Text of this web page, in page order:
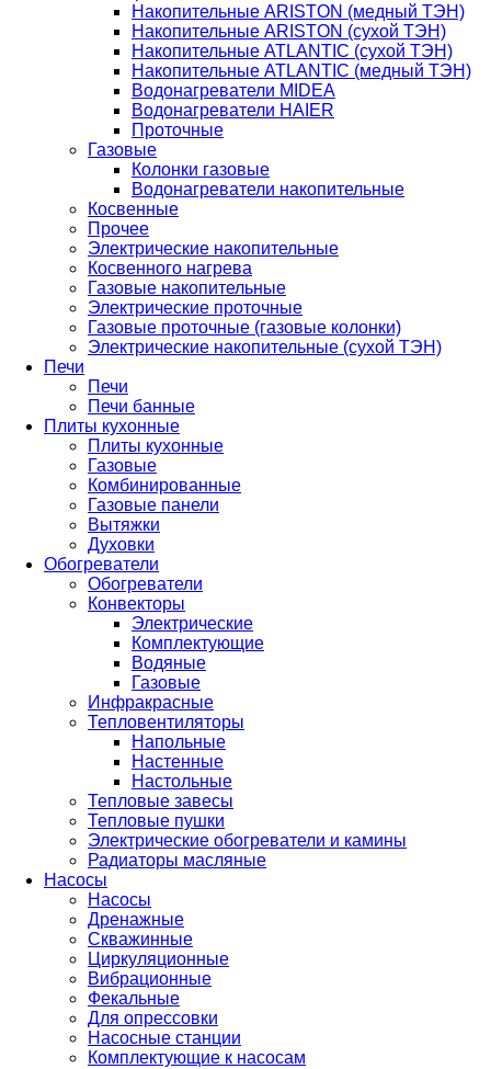
Накопительные ARISTON (медный ТЭН)
Накопительные ARISTON (сухой ТЭН)
Накопительные ATLANTIC (сухой ТЭН)
Накопительные ATLANTIC (медный ТЭН)
Водонагреватели MIDEA
Водонагреватели HAIER
Проточные
Газовые
Колонки газовые
Водонагреватели накопительные
Косвенные
Прочее
Электрические накопительные
Косвенного нагрева
Газовые накопительные
Электрические проточные
Газовые проточные (газовые колонки)
Электрические накопительные (сухой ТЭН)
Печи
Печи
Печи банные
Плиты кухонные
Плиты кухонные
Газовые
Комбинированные
Газовые панели
Вытяжки
Духовки
Обогреватели
Обогреватели
Конвекторы
Электрические
Комплектующие
Водяные
Газовые
Инфракрасные
Тепловентиляторы
Напольные
Настенные
Настольные
Тепловые завесы
Тепловые пушки
Электрические обогреватели и камины
Радиаторы масляные
Насосы
Насосы
Дренажные
Скважинные
Циркуляционные
Вибрационные
Фекальные
Для опрессовки
Насосные станции
Комплектующие к насосам